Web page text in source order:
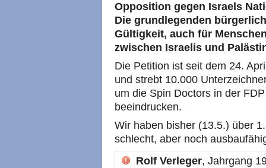
Opposition gegen Israels
Die grundlegenden
Gültigkeit, auch für
zwischen Israelis und
Die Petition ist seit dem 24.
und strebt 10.000
um die Spin Doctors in der
beeindrucken.
Wir haben bisher (13.5.) über
schlecht, aber noch
Rolf Verleger, Jahrgang